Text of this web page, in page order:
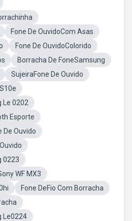
Fone De OuvidoCom Asas
Fone De OuvidoColorido
Borracha De FoneSamsung
SujeiraFone De Ouvido
Le 0202
Esporte
De Ouvido
0223
WF MX3
Fone DeFio Com Borracha
Le0224